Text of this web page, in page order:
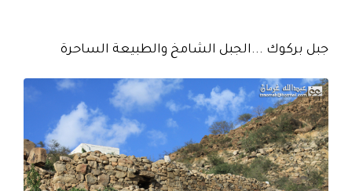
جبل بركوك ...الجبل الشامخ والطبيعة الساحرة